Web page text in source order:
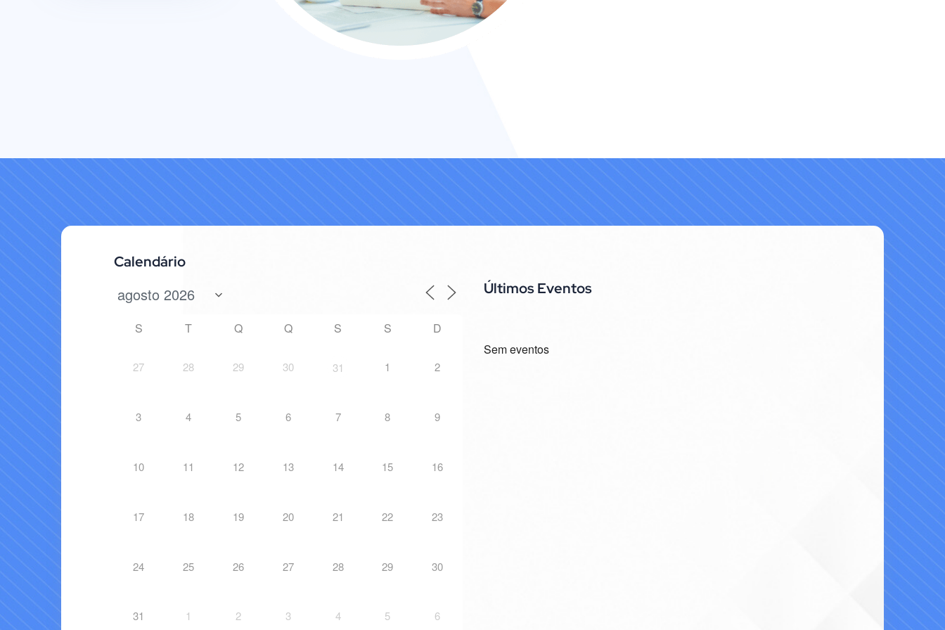
Calendário
S T Q Q S S D
27 28 29 30 31 1 2
3 4 5 6 7 8 9
10 11 12 13 14 15 16
17 18 19 20 21 22 23
24 25 26 27 28 29 30
31 1 2 3 4 5 6
Últimos Eventos
Sem eventos